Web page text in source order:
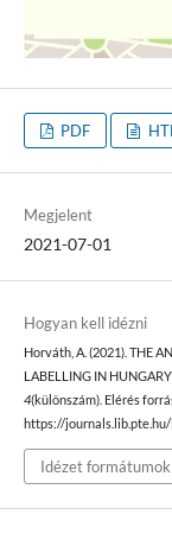
PDF
Megjelent
2021-07-01
Hogyan kell idézni
Horváth, A. (2021). THE
LABELLING IN
4(különszám). Elérés
https://
Idézet formátumok